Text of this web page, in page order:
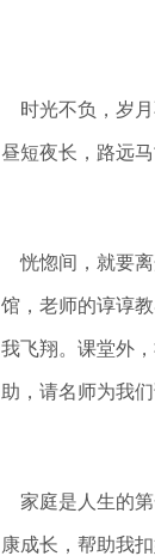
时光不负，岁月
昼短夜长，路远
恍惚间，就要离
馆，老师的谆谆
我飞翔。课堂外
助，请名师为我
家庭是人生的第
康成长，帮助我